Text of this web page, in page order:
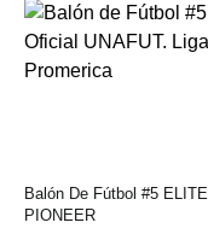
Balón De Fútbol #5 ELITE
PIONEER